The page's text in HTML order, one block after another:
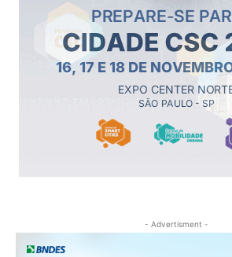
- Advertisment -